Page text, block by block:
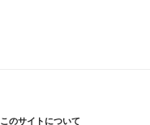
このサイトについて